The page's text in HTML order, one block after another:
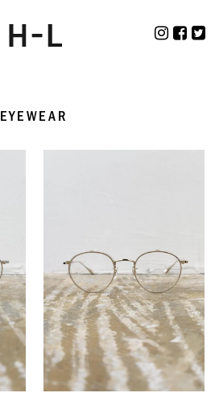
EYEWEAR